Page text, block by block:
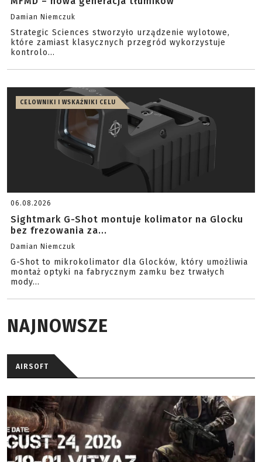
Damian Niemczuk
Strategic Sciences stworzyło urządzenie wylotowe,
które zamiast klasycznych przegród wykorzystuje
kontrolo...
CELOWNIKI I WSKAŹNIKI CELU
06.08.2026
Sightmark G-Shot montuje kolimator na Glocku
bez frezowania za...
Damian Niemczuk
G-Shot to mikrokolimator dla Glocków, który umożliwia
montaż optyki na fabrycznym zamku bez trwałych
mody...
NAJNOWSZE
AIRSOFT